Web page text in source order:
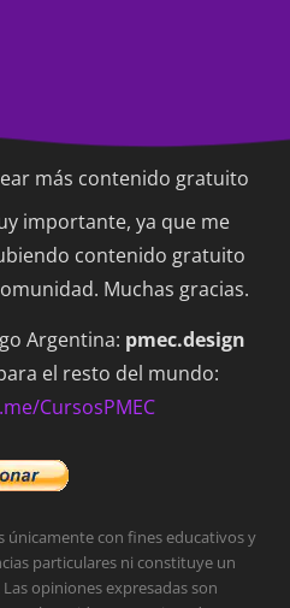
más contenido gratuito
importante, ya que me
contenido gratuito
Muchas gracias.
Argentina: pmec.design
el resto del mundo:
CursosPMEC
únicamente con fines educativos y
particulares ni constituye un
Las opiniones expresadas son